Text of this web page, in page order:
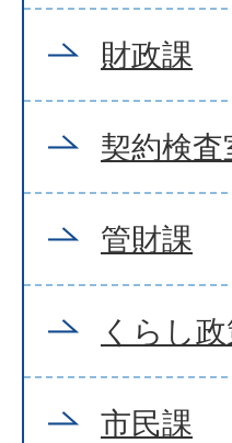
財政課
契約検査
管財課
くらし
市民課